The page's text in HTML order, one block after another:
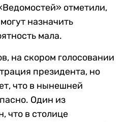
отметили,
назначить
мала.
на скором голосовании
президента, но
что в нынешней
Один из
что в столице